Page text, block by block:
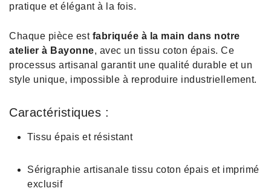
pratique et élégant à la fois.
Chaque pièce est fabriquée à la main dans notre
atelier à Bayonne, avec un tissu coton épais. Ce
processus artisanal garantit une qualité durable et un
style unique, impossible à reproduire industriellement.
Caractéristiques :
Tissu épais et résistant
Sérigraphie artisanale tissu coton épais et imprimé
exclusif